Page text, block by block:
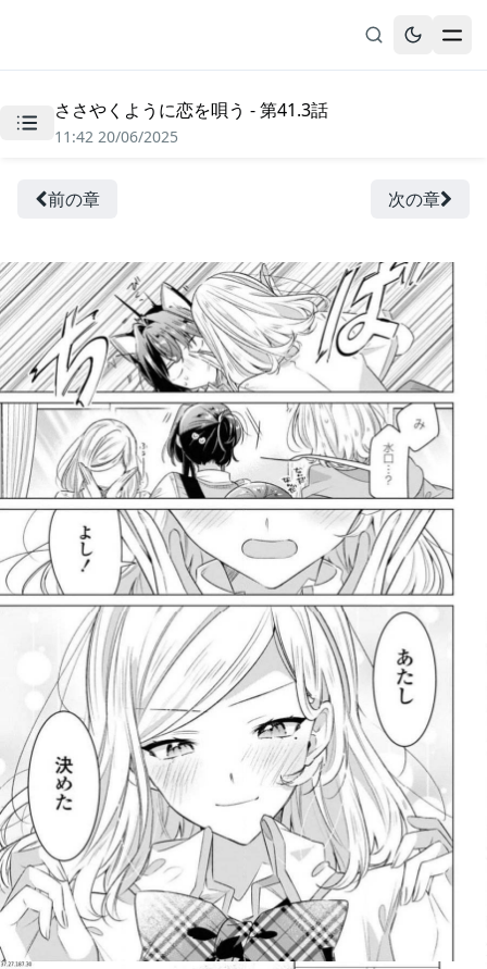
無料漫画
履歴
ささやくように恋を唄う - 第41.3話
11:42 20/06/2025
前の章 次の章